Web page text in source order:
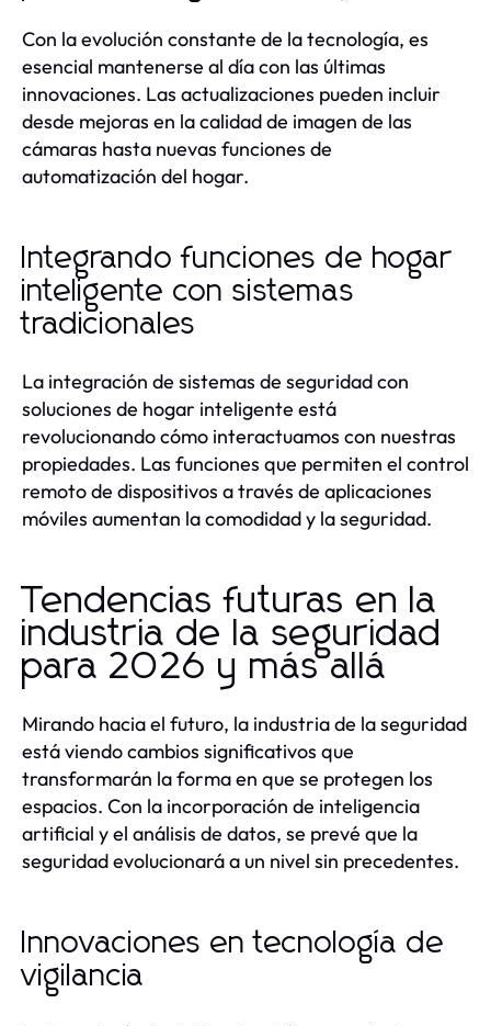
Con la evolución constante de la tecnología, es
esencial mantenerse al día con las últimas
innovaciones. Las actualizaciones pueden incluir
desde mejoras en la calidad de imagen de las
cámaras hasta nuevas funciones de
automatización del hogar.
Integrando funciones de hogar
inteligente con sistemas
tradicionales
La integración de sistemas de seguridad con
soluciones de hogar inteligente está
revolucionando cómo interactuamos con nuestras
propiedades. Las funciones que permiten el control
remoto de dispositivos a través de aplicaciones
móviles aumentan la comodidad y la seguridad.
Tendencias futuras en la
industria de la seguridad
para 2026 y más allá
Mirando hacia el futuro, la industria de la seguridad
está viendo cambios significativos que
transformarán la forma en que se protegen los
espacios. Con la incorporación de inteligencia
artificial y el análisis de datos, se prevé que la
seguridad evolucionará a un nivel sin precedentes.
Innovaciones en tecnología de
vigilancia